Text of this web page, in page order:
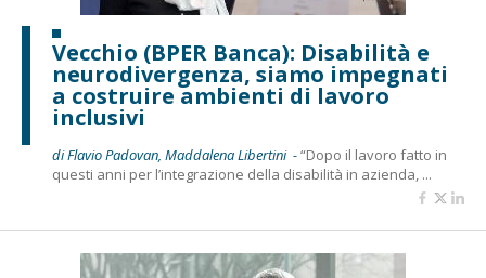
Vecchio (BPER Banca): Disabilità e
neurodivergenza, siamo impegnati
a costruire ambienti di lavoro
inclusivi
di Flavio Padovan, Maddalena Libertini -“Dopo il lavoro fatto in
questi anni per l’integrazione della disabilità in azienda, ...